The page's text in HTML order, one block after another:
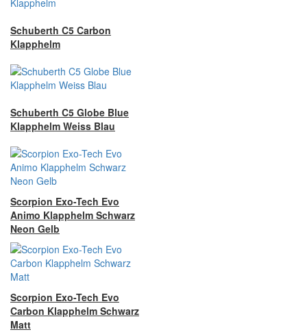
Schuberth C5 Carbon
Klapphelm
Schuberth C5 Globe Blue
Klapphelm Weiss Blau
Scorpion Exo-Tech Evo
Animo Klapphelm Schwarz
Neon Gelb
Scorpion Exo-Tech Evo
Carbon Klapphelm Schwarz
Matt